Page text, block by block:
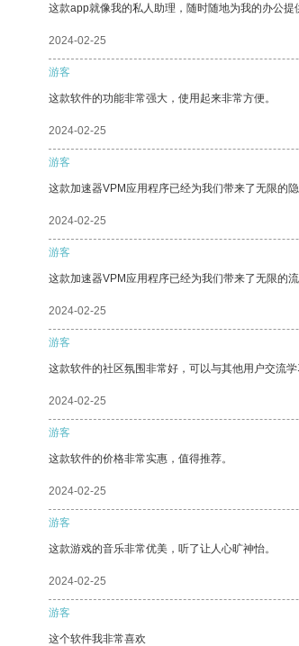
这款app就像我的私人助理，随时随地为我的办公
2024-02-25
游客
这款软件的功能非常强大，使用起来非常方便。
2024-02-25
游客
这款加速器VPM应用程序已经为我们带来了无限的隐
2024-02-25
游客
这款加速器VPM应用程序已经为我们带来了无限的流
2024-02-25
游客
这款软件的社区氛围非常好，可以与其他用户交流学
2024-02-25
游客
这款软件的价格非常实惠，值得推荐。
2024-02-25
游客
这款游戏的音乐非常优美，听了让人心旷神怡。
2024-02-25
游客
这个软件我非常喜欢